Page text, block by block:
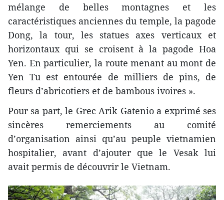
mélange de belles montagnes et les
caractéristiques anciennes du temple, la pagode
Dong, la tour, les statues axes verticaux et
horizontaux qui se croisent à la pagode Hoa
Yen. En particulier, la route menant au mont de
Yen Tu est entourée de milliers de pins, de
fleurs d’abricotiers et de bambous ivoires ».
Pour sa part, le Grec Arik Gatenio a exprimé ses
sincères remerciements au comité
d’organisation ainsi qu’au peuple vietnamien
hospitalier, avant d’ajouter que le Vesak lui
avait permis de découvrir le Vietnam.